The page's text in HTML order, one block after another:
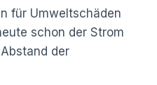
für Umweltschäden
schon der Strom
der